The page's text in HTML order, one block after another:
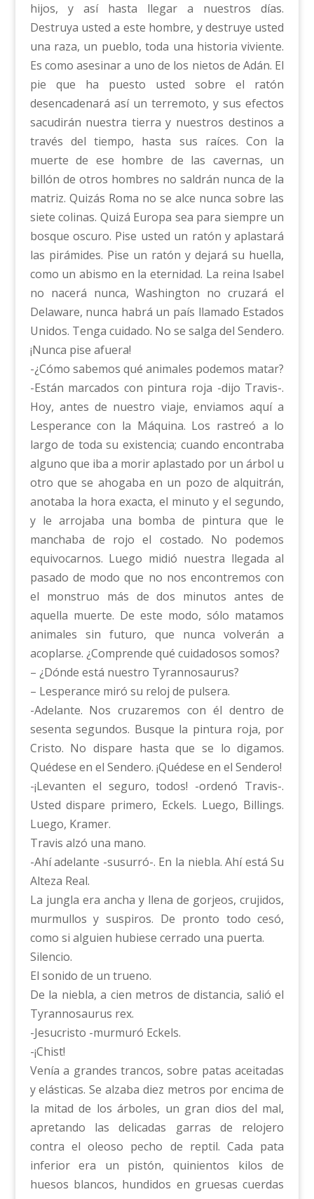
hijos, y así hasta llegar a nuestros días.
Destruya usted a este hombre, y destruye usted
una raza, un pueblo, toda una historia viviente.
Es como asesinar a uno de los nietos de Adán. El
pie que ha puesto usted sobre el ratón
desencadenará así un terremoto, y sus efectos
sacudirán nuestra tierra y nuestros destinos a
través del tiempo, hasta sus raíces. Con la
muerte de ese hombre de las cavernas, un
billón de otros hombres no saldrán nunca de la
matriz. Quizás Roma no se alce nunca sobre las
siete colinas. Quizá Europa sea para siempre un
bosque oscuro. Pise usted un ratón y aplastará
las pirámides. Pise un ratón y dejará su huella,
como un abismo en la eternidad. La reina Isabel
no nacerá nunca, Washington no cruzará el
Delaware, nunca habrá un país llamado Estados
Unidos. Tenga cuidado. No se salga del Sendero.
¡Nunca pise afuera!
-¿Cómo sabemos qué animales podemos matar?
-Están marcados con pintura roja -dijo Travis-.
Hoy, antes de nuestro viaje, enviamos aquí a
Lesperance con la Máquina. Los rastreó a lo
largo de toda su existencia; cuando encontraba
alguno que iba a morir aplastado por un árbol u
otro que se ahogaba en un pozo de alquitrán,
anotaba la hora exacta, el minuto y el segundo,
y le arrojaba una bomba de pintura que le
manchaba de rojo el costado. No podemos
equivocarnos. Luego midió nuestra llegada al
pasado de modo que no nos encontremos con
el monstruo más de dos minutos antes de
aquella muerte. De este modo, sólo matamos
animales sin futuro, que nunca volverán a
acoplarse. ¿Comprende qué cuidadosos somos?
– ¿Dónde está nuestro Tyrannosaurus?
– Lesperance miró su reloj de pulsera.
-Adelante. Nos cruzaremos con él dentro de
sesenta segundos. Busque la pintura roja, por
Cristo. No dispare hasta que se lo digamos.
Quédese en el Sendero. ¡Quédese en el Sendero!
-¡Levanten el seguro, todos! -ordenó Travis-.
Usted dispare primero, Eckels. Luego, Billings.
Luego, Kramer.
Travis alzó una mano.
-Ahí adelante -susurró-. En la niebla. Ahí está Su
Alteza Real.
La jungla era ancha y llena de gorjeos, crujidos,
murmullos y suspiros. De pronto todo cesó,
como si alguien hubiese cerrado una puerta.
Silencio.
El sonido de un trueno.
De la niebla, a cien metros de distancia, salió el
Tyrannosaurus rex.
-Jesucristo -murmuró Eckels.
-¡Chist!
Venía a grandes trancos, sobre patas aceitadas
y elásticas. Se alzaba diez metros por encima de
la mitad de los árboles, un gran dios del mal,
apretando las delicadas garras de relojero
contra el oleoso pecho de reptil. Cada pata
inferior era un pistón, quinientos kilos de
huesos blancos, hundidos en gruesas cuerdas